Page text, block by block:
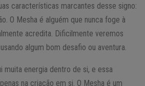
características marcantes desse signo:
O Mesha é alguém que nunca foge à
acredita. Dificilmente veremos
algum bom desafio ou aventura.
muita energia dentro de si, e essa
na criação em si. O Mesha é um